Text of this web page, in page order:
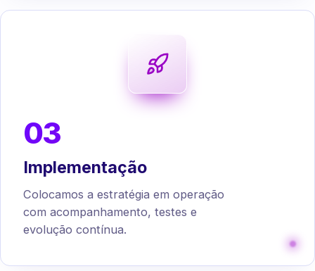
03
Implementação
Colocamos a estratégia em operação
com acompanhamento, testes e
evolução contínua.